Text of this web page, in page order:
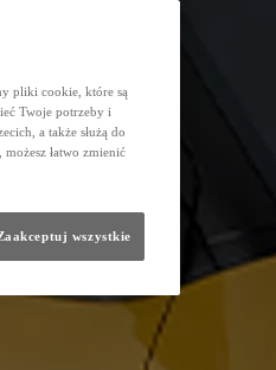
pliki cookie, które są
Twoje potrzeby i
a także służą do
łatwo zmienić
wszystkie